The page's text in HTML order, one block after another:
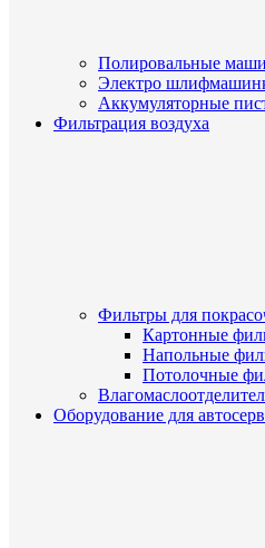
Полировальные
Электро
Аккумуляторные
Фильтрация воздуха
Фильтры для
Картонные
Напольные
Потолочные
Оборудование для